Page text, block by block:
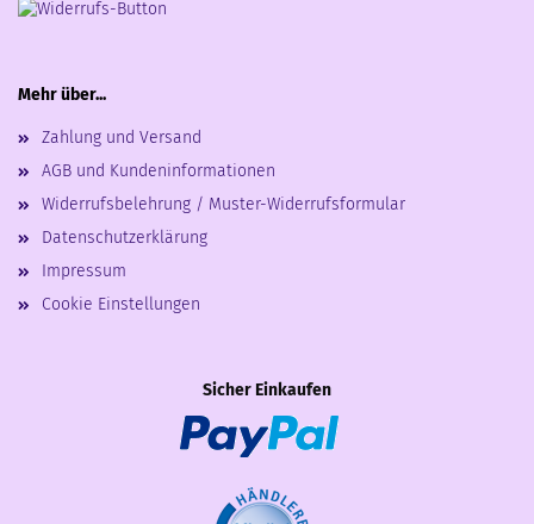
Mehr über...
Zahlung und Versand
AGB und Kundeninformationen
Widerrufsbelehrung / Muster-Widerrufsformular
Datenschutzerklärung
Impressum
Cookie Einstellungen
Sicher Einkaufen